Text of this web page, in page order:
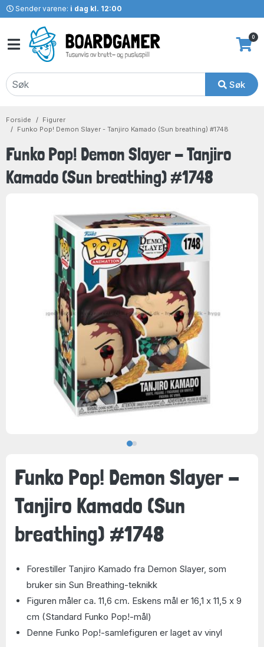
Sender varene: i dag kl. 12:00
Søk
0
Forside
Figurer
Funko Pop! Demon Slayer - Tanjiro Kamado (Sun breathing) #1748
Funko Pop! Demon Slayer - Tanjiro
Kamado (Sun breathing) #1748
Funko Pop! Demon Slayer -
Tanjiro Kamado (Sun
breathing) #1748
Forestiller Tanjiro Kamado fra Demon Slayer, som
bruker sin Sun Breathing-teknikk
Figuren måler ca. 11,6 cm. Eskens mål er 16,1 x 11,5 x 9
cm (Standard Funko Pop!-mål)
Denne Funko Pop!-samlefiguren er laget av vinyl